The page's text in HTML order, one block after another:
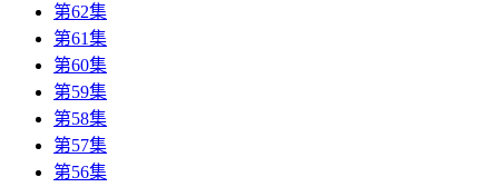
第62集
第61集
第60集
第59集
第58集
第57集
第56集